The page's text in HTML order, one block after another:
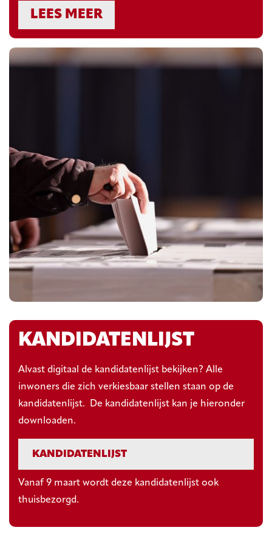
LEES MEER
KANDIDATENLIJST
Alvast digitaal de kandidatenlijst bekijken? Alle
inwoners die zich verkiesbaar stellen staan op de
kandidatenlijst. De kandidatenlijst kan je hieronder
downloaden.
KANDIDATENLIJST
Vanaf 9 maart wordt deze kandidatenlijst ook
thuisbezorgd.